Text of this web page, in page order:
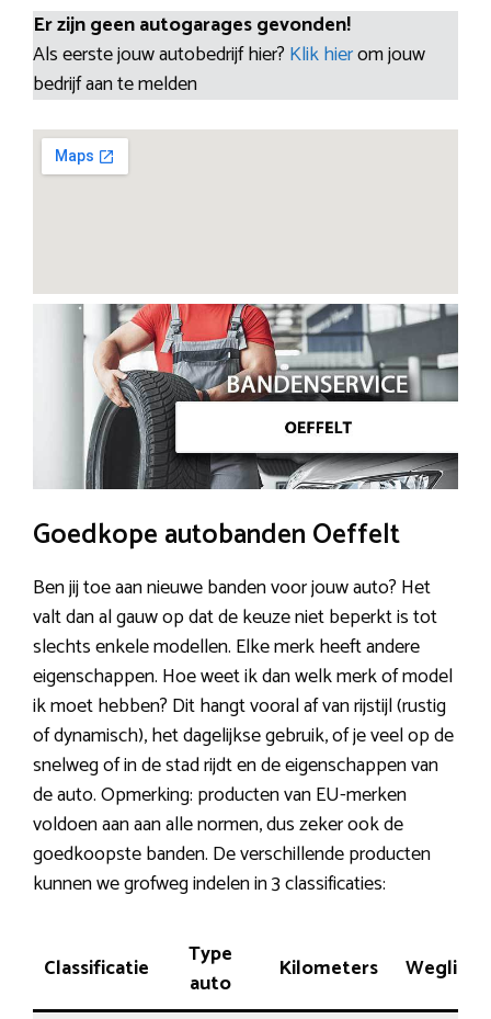
Er zijn geen autogarages gevonden!
Als eerste jouw autobedrijf hier? Klik hierom jouw
bedrijf aan te melden
Goedkope autobanden Oeffelt
Ben jij toe aan nieuwe banden voor jouw auto? Het
valt dan al gauw op dat de keuze niet beperkt is tot
slechts enkele modellen. Elke merk heeft andere
eigenschappen. Hoe weet ik dan welk merk of model
ik moet hebben? Dit hangt vooral af van rijstijl (rustig
of dynamisch), het dagelijkse gebruik, of je veel op de
snelweg of in de stad rijdt en de eigenschappen van
de auto. Opmerking: producten van EU-merken
voldoen aan aan alle normen, dus zeker ook de
goedkoopste banden. De verschillende producten
kunnen we grofweg indelen in 3 classificaties:
Classificatie
Type
auto
Kilometers